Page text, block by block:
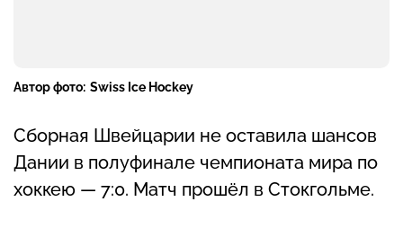
Автор фото: Swiss Ice Hockey
Сборная Швейцарии не оставила шансов
Дании в полуфинале чемпионата мира по
хоккею — 7:0. Матч прошёл в Стокгольме.